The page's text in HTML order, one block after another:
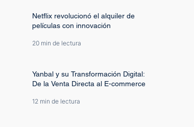
Netflix revolucionó el alquiler de
películas con innovación
20 min de lectura
Yanbal y su Transformación Digital:
De la Venta Directa al E-commerce
12 min de lectura